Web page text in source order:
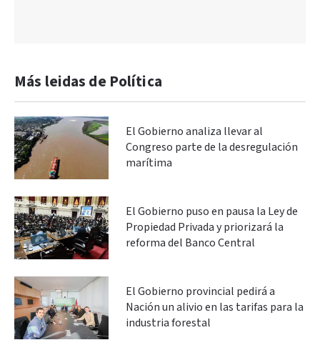
Más leidas de Política
El Gobierno analiza llevar al
Congreso parte de la desregulación
marítima
El Gobierno puso en pausa la Ley de
Propiedad Privada y priorizará la
reforma del Banco Central
El Gobierno provincial pedirá a
Nación un alivio en las tarifas para la
industria forestal